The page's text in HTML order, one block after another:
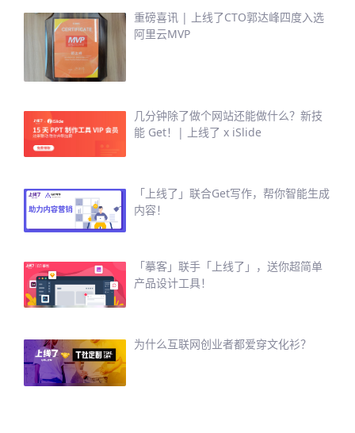
重磅喜讯 | 上线了CTO郭达峰四度入选
阿里云MVP
几分钟除了做个网站还能做什么？新技
能 Get！| 上线了 x iSlide
「上线了」联合Get写作，帮你智能生成
内容！
「摹客」联手「上线了」，送你超简单
产品设计工具！
为什么互联网创业者都爱穿文化衫？